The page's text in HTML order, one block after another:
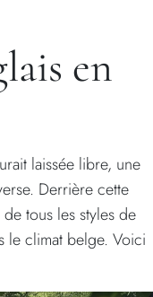
en
laissée libre, une
Derrière cette
tous les styles de
le climat belge. Voici